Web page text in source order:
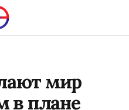
мир
в плане